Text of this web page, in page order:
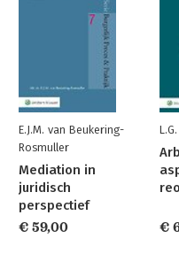
E.J.M. van Beukering-
Rosmuller
Mediation in
juridisch
perspectief
€ 59,00
€